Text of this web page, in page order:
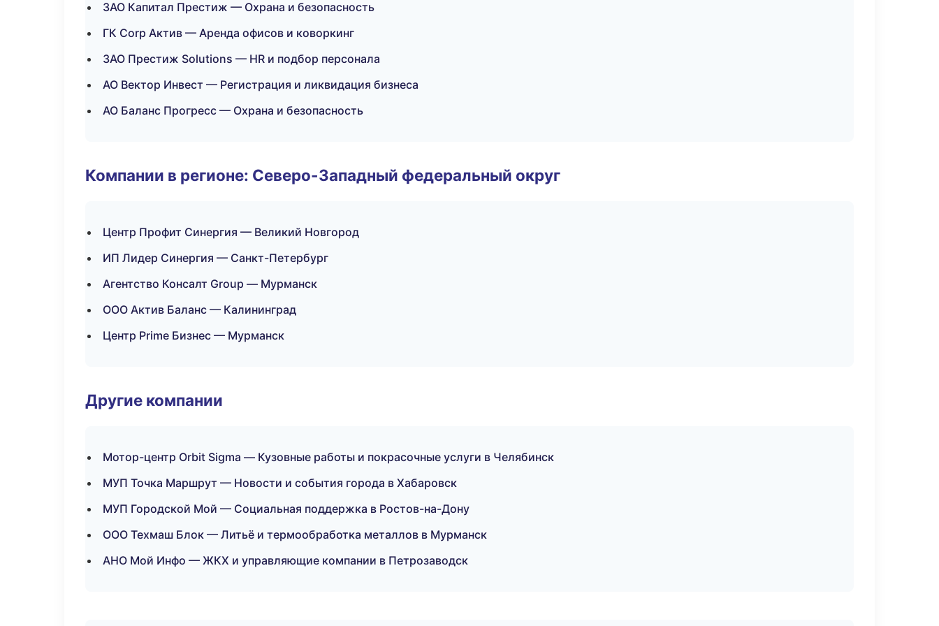
ЗАО Капитал Престиж — Охрана и безопасность
ГК Corp Актив — Аренда офисов и коворкинг
ЗАО Престиж Solutions — HR и подбор персонала
АО Вектор Инвест — Регистрация и ликвидация бизнеса
АО Баланс Прогресс — Охрана и безопасность
Компании в регионе: Северо-Западный федеральный округ
Центр Профит Синергия — Великий Новгород
ИП Лидер Синергия — Санкт-Петербург
Агентство Консалт Group — Мурманск
ООО Актив Баланс — Калининград
Центр Prime Бизнес — Мурманск
Другие компании
Мотор-центр Orbit Sigma — Кузовные работы и покрасочные услуги в Челябинск
МУП Точка Маршрут — Новости и события города в Хабаровск
МУП Городской Мой — Социальная поддержка в Ростов-на-Дону
ООО Техмаш Блок — Литьё и термообработка металлов в Мурманск
АНО Мой Инфо — ЖКХ и управляющие компании в Петрозаводск